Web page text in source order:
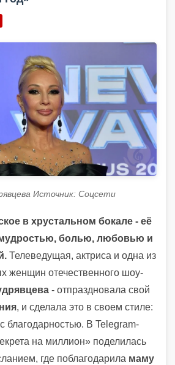
Источник: Соцсети
в хрустальном бокале - её
мудростью, болью, любовью и
Телеведущая, актриса и одна из
женщин отечественного шоу-
- отпраздновала свой
, и сделала это в своем стиле:
благодарностью. В Telegram-
на миллион» поделилась
где поблагодарила маму